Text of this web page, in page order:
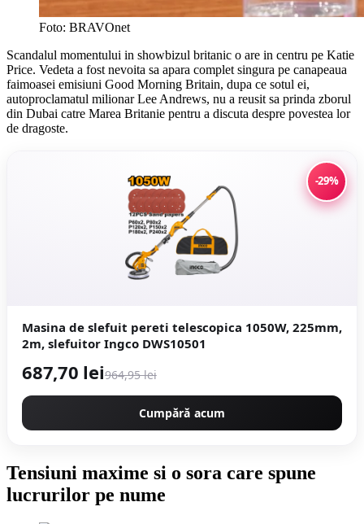
Foto: BRAVOnet
Scandalul momentului in showbizul britanic o are in centru pe Katie
Price. Vedeta a fost nevoita sa apara complet singura pe canapeaua
faimoasei emisiuni Good Morning Britain, dupa ce sotul ei,
autoproclamatul milionar Lee Andrews, nu a reusit sa prinda zborul
din Dubai catre Marea Britanie pentru a discuta despre povestea lor
de dragoste.
-29%
Masina de slefuit pereti telescopica 1050W, 225mm,
2m, slefuitor Ingco DWS10501
687,70 lei964,95 lei
Cumpără acum
Tensiuni maxime si o sora care spune
lucrurilor pe nume